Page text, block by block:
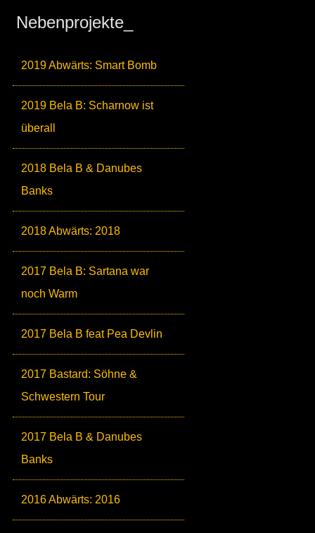
Nebenprojekte_
2019 Abwärts: Smart Bomb
2019 Bela B: Scharnow ist
überall
2018 Bela B & Danubes
Banks
2018 Abwärts: 2018
2017 Bela B: Sartana war
noch Warm
2017 Bela B feat Pea Devlin
2017 Bastard: Söhne &
Schwestern Tour
2017 Bela B & Danubes
Banks
2016 Abwärts: 2016